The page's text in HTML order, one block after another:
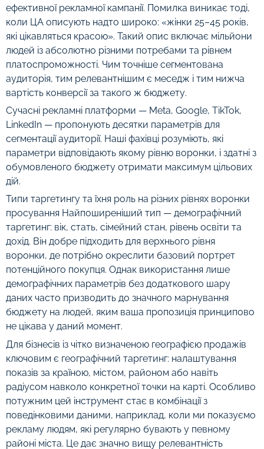
ефективної рекламної кампанії. Помилка виникає тоді,
коли ЦА описують надто широко: «жінки 25–45 років,
які цікавляться красою». Такий опис включає мільйони
людей із абсолютно різними потребами та рівнем
платоспроможності. Чим точніше сегментована
аудиторія, тим релевантнішим є меседж і тим нижча
вартість конверсії за такого ж бюджету.
Сучасні рекламні платформи — Meta, Google, TikTok,
LinkedIn — пропонують десятки параметрів для
сегментації аудиторії. Наші фахівці розуміють, які
параметри відповідають якому рівню воронки, і здатні з
обумовленого бюджету отримати максимум цільових
дій.
Типи таргетингу та їхня роль на різних рівнях воронки
просування Найпоширеніший тип — демографічний
таргетинг: вік, стать, сімейний стан, рівень освіти та
дохід. Він добре підходить для верхнього рівня
воронки, де потрібно окреслити базовий портрет
потенційного покупця. Однак використання лише
демографічних параметрів без додаткового шару
даних часто призводить до значного марнування
бюджету на людей, яким ваша пропозиція принципово
не цікава у даний момент.
Для бізнесів із чітко визначеною географією продажів
ключовим є географічний таргетинг: налаштування
показів за країною, містом, районом або навіть
радіусом навколо конкретної точки на карті. Особливо
потужним цей інструмент стає в комбінації з
поведінковими даними, наприклад, коли ми показуємо
рекламу людям, які регулярно бувають у певному
районі міста. Це дає значно вищу релевантність